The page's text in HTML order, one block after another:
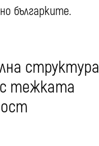
българките.
структура,
тежката